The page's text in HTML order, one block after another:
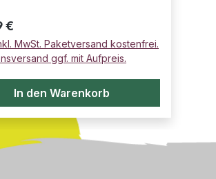
Preis:
€
MwSt. Paketversand kostenfrei.
ggf. mit Aufpreis.
In den Warenkorb